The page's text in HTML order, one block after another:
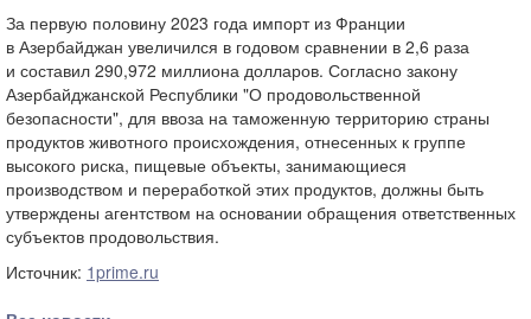
За первую половину 2023 года импорт из Франции
в Азербайджан увеличился в годовом сравнении в 2,6 раза
и составил 290,972 миллиона долларов. Согласно закону
Азербайджанской Республики "О продовольственной
безопасности", для ввоза на таможенную территорию страны
продуктов животного происхождения, отнесенных к группе
высокого риска, пищевые объекты, занимающиеся
производством и переработкой этих продуктов, должны быть
утверждены агентством на основании обращения ответственных
субъектов продовольствия.
Источник: 1prime.ru